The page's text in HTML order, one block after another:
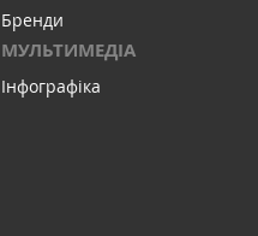
Бренди
МУЛЬТИМЕДІА
Інфографіка